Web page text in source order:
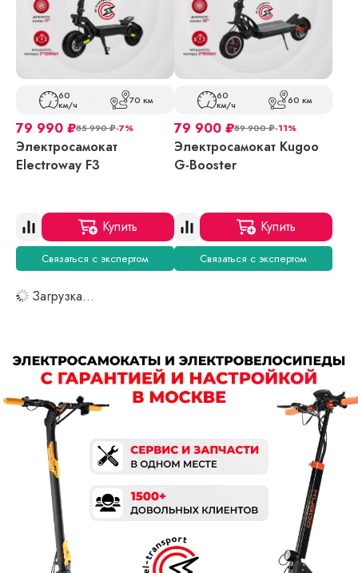
60
км/ч 70 км
79 990 ₽85 990₽-7%
Электросамокат
Electroway F3
Купить
Связаться с экспертом
60
км/ч 60 км
79 900 ₽89 900₽-11%
Электросамокат Kugoo
G-Booster
Купить
Связаться с экспертом
Загрузка...